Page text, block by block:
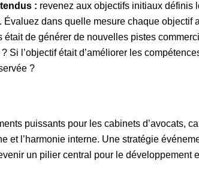
: revenez aux objectifs initiaux définis
Évaluez dans quelle mesure chaque objectif
était de générer de nouvelles pistes
Si l’objectif était d’améliorer les
?
puissants pour les cabinets d’avocats,
et l’harmonie interne. Une stratégie
un pilier central pour le développement